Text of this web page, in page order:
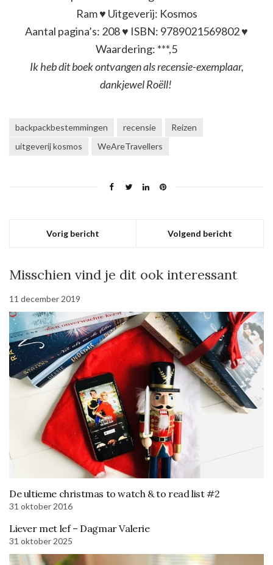
Ram ♥ Uitgeverij: Kosmos
Aantal pagina’s: 208 ♥ ISBN: 9789021569802 ♥
Waardering: ***,5
Ik heb dit boek ontvangen als recensie-exemplaar,
dankjewel Roëll!
backpackbestemmingen recensie
Reizen
uitgeverij kosmos
WeAreTravellers
Vorig bericht Volgend bericht
Misschien vind je dit ook interessant
11 december 2019
De ultieme christmas to watch & to read list #2
31 oktober 2016
Liever met lef – Dagmar Valerie
31 oktober 2025